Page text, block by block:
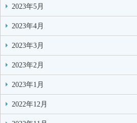
2023年5月
2023年4月
2023年3月
2023年2月
2023年1月
2022年12月